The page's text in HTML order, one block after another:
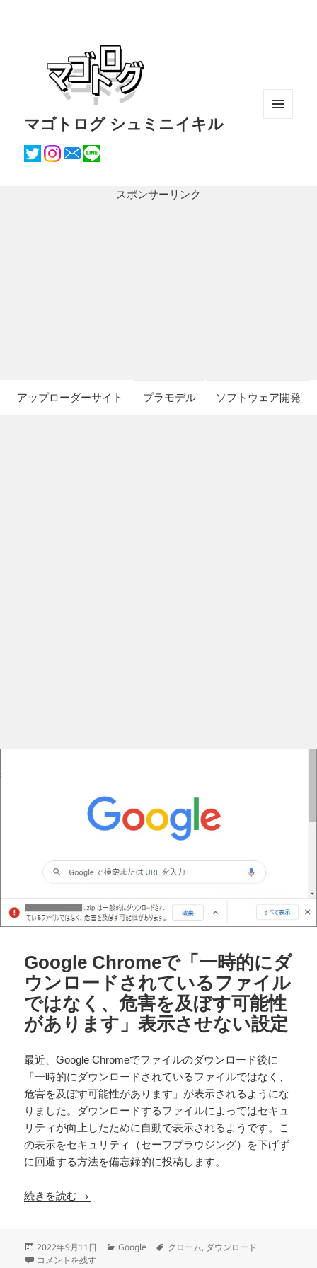
マゴトログ シュミニイキル
スポンサーリンク
アップローダーサイト プラモデル ソフトウェア開発
Google Chromeで「一時的にダ
ウンロードされているファイル
ではなく、危害を及ぼす可能性
があります」表示させない設定
最近、Google Chromeでファイルのダウンロード後に
「一時的にダウンロードされているファイルではなく、
危害を及ぼす可能性があります」が表示されるようにな
りました。ダウンロードするファイルによってはセキュ
リティが向上したために自動で表示されるようです。こ
の表示をセキュリティ（セーフブラウジング）を下げず
に回避する方法を備忘録的に投稿します。
続きを読む Google Chromeで「一時的にダウンロードされ
投
稿
2022年9月11日
カ
Google
タ
クローム, ダウンロード
Google Chromeで「一時的にダウンロードされているファイルではな
コメントを残す